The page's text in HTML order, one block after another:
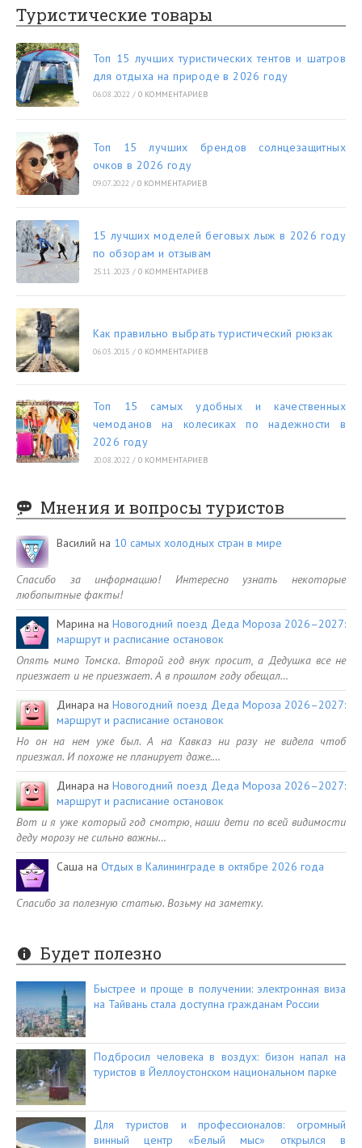
Туристические товары
Топ 15 лучших туристических тентов и шатров
для отдыха на природе в 2026 году
06.08.2022 / 0 КОММЕНТАРИЕВ
Топ 15 лучших брендов солнцезащитных
очков в 2026 году
09.07.2022 / 0 КОММЕНТАРИЕВ
15 лучших моделей беговых лыж в 2026 году
по обзорам и отзывам
25.11.2023 / 0 КОММЕНТАРИЕВ
Как правильно выбрать туристический рюкзак
06.03.2015 / 0 КОММЕНТАРИЕВ
Топ 15 самых удобных и качественных
чемоданов на колесиках по надежности в
2026 году
20.08.2022 / 0 КОММЕНТАРИЕВ
Мнения и вопросы туристов
Василий на 10 самых холодных стран в мире
Спасибо за информацию! Интересно узнать некоторые
любопытные факты!
Марина наНовогодний поезд Деда Мороза 2026–2027:
маршрут и расписание остановок
Опять мимо Томска. Второй год внук просит, а Дедушка все не
приезжает и не приезжает. А в прошлом году обещал…
Динара наНовогодний поезд Деда Мороза 2026–2027:
маршрут и расписание остановок
Но он на нем уже был. А на Кавказ ни разу не видела чтоб
приезжал. И похоже не планирует даже.…
Динара наНовогодний поезд Деда Мороза 2026–2027:
маршрут и расписание остановок
Вот и я уже который год смотрю, наши дети по всей видимости
деду морозу не сильно важны…
Саша на Отдых в Калининграде в октябре 2026 года
Спасибо за полезную статью. Возьму на заметку.
Будет полезно
Быстрее и проще в получении: электронная виза
на Тайвань стала доступна гражданам России
Подбросил человека в воздух: бизон напал на
туристов в Йеллоустонском национальном парке
Для туристов и профессионалов: огромный
винный центр «Белый мыс» открылся в